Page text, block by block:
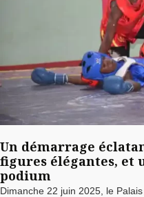
Un démarrage
figures élégantes, et
podium
Dimanche 22 juin 2025, le